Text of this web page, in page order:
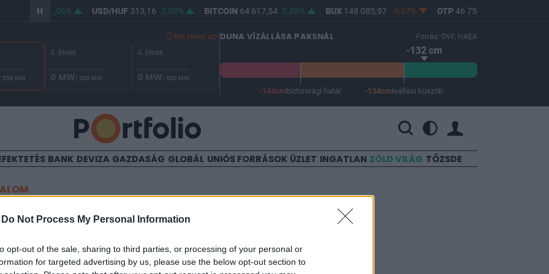
Do Not Process My Personal Information
opt-out of the sale, sharing to third parties, or processing of your personal or
for targeted advertising by us, please use the below opt-out section to
361,93 0,06% USD/HUF 313,16 0,03% BITCOIN64 617,54 0,88% BUX148 085,97 -0,67% OTP46 750
Mit jelent ez?
/ 500 MW
3. blokk
0 MW/ 500 MW
4. blokk
0 MW/ 500 MW
DUNA VÍZÁLLÁSA PAKSNÁL Forrás: OVF, HAEA
-132 cm
-144cmbiztonsági határ -134cmleállási küszöb
BANK DEVIZA GAZDASÁG GLOBÁL UNIÓS FORRÁSOK ÜZLET INGATLAN ZÖLD VILÁG TŐZSDE
nincs még új tárgyalási időpont